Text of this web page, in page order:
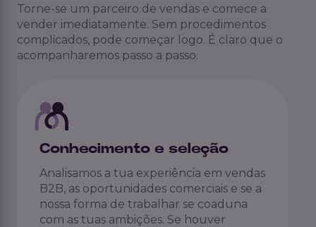
Torne-se um parceiro de vendas e comece a
vender imediatamente. Sem procedimentos
complicados, pode começar logo. É claro que o
acompanharemos passo a passo.
Conhecimento e seleção
Analisamos a tua experiência em vendas
B2B, as oportunidades comerciais e se a
nossa forma de trabalhar se coaduna
com as tuas ambições. Se houver